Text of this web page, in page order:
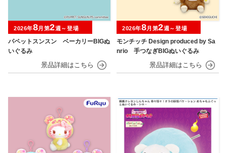
パペットスンスン ベーカリーBIGぬ
いぐるみ
2026年8月第2週～登場
モンチッチ Design produced by Sa
nrio 手つなぎBIGぬいぐるみ
2026年8月第2週～登場